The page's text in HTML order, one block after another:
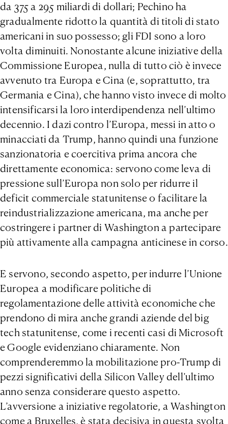
da 375 a 295 miliardi di dollari; Pechino ha
gradualmente ridotto la quantità di titoli di stato
americani in suo possesso; gli FDI sono a loro
volta diminuiti. Nonostante alcune iniziative della
Commissione Europea, nulla di tutto ciò è invece
avvenuto tra Europa e Cina (e, soprattutto, tra
Germania e Cina), che hanno visto invece di molto
intensificarsi la loro interdipendenza nell’ultimo
decennio. I dazi contro l’Europa, messi in atto o
minacciati da Trump, hanno quindi una funzione
sanzionatoria e coercitiva prima ancora che
direttamente economica: servono come leva di
pressione sull’Europa non solo per ridurre il
deficit commerciale statunitense o facilitare la
reindustrializzazione americana, ma anche per
costringere i partner di Washington a partecipare
più attivamente alla campagna anticinese in corso.
E servono, secondo aspetto, per indurre l’Unione
Europea a modificare politiche di
regolamentazione delle attività economiche che
prendono di mira anche grandi aziende del big
tech statunitense, come i recenti casi di Microsoft
e Google evidenziano chiaramente. Non
comprenderemmo la mobilitazione pro-Trump di
pezzi significativi della Silicon Valley dell’ultimo
anno senza considerare questo aspetto.
L’avversione a iniziative regolatorie, a Washington
come a Bruxelles, è stata decisiva in questa svolta